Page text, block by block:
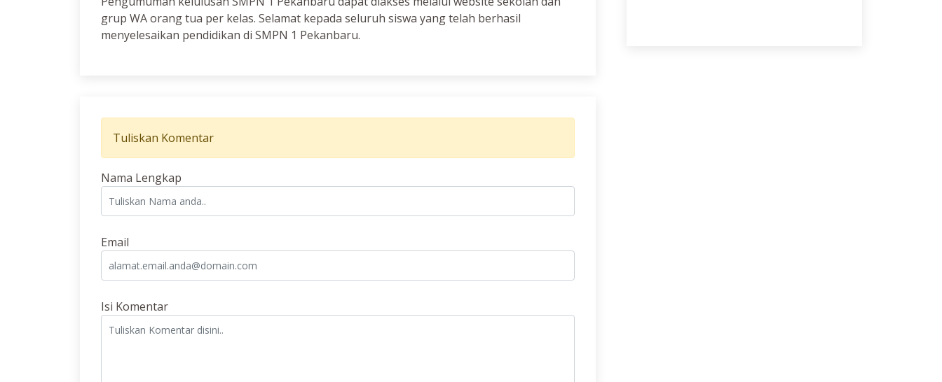
grup WA orang tua per kelas. Selamat kepada seluruh siswa yang telah berhasil
menyelesaikan pendidikan di SMPN 1 Pekanbaru.
Tuliskan Komentar
Nama Lengkap
Email
Isi Komentar